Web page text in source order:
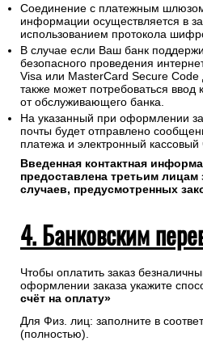
Соединение с платежным
информации осуществляется в
использованием протокола
В случае если Ваш банк
безопасного проведения
Visa или MasterCard Secure
также может потребоваться ввод
от обслуживающего банка.
На указанный при оформлении
почты будет отправлено
платежа и электронный кассовый
Введенная контактная
предоставлена третьим лицам
случаев, предусмотренных
4. Банковским
Чтобы оплатить заказ
оформлении заказа укажите
счёт на оплату»
Для Физ. лиц: заполните в
(полностью).